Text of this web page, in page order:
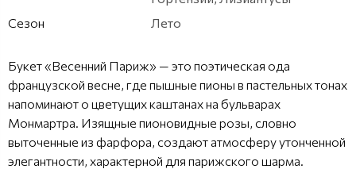
Сезон
Лето
Букет «Весенний Париж» — это поэтическая ода
французской весне, где пышные пионы в пастельных тонах
напоминают о цветущих каштанах на бульварах
Монмартра. Изящные пионовидные розы, словно
выточенные из фарфора, создают атмосферу утонченной
элегантности, характерной для парижского шарма.